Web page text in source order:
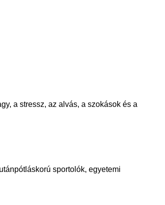
a stressz, az alvás, a szokások és a
sportolók, egyetemi